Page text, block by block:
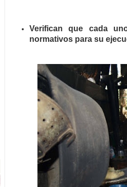
Verifican que cada
normativos para su